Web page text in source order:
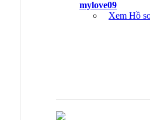
mylove09
Xem Hồ